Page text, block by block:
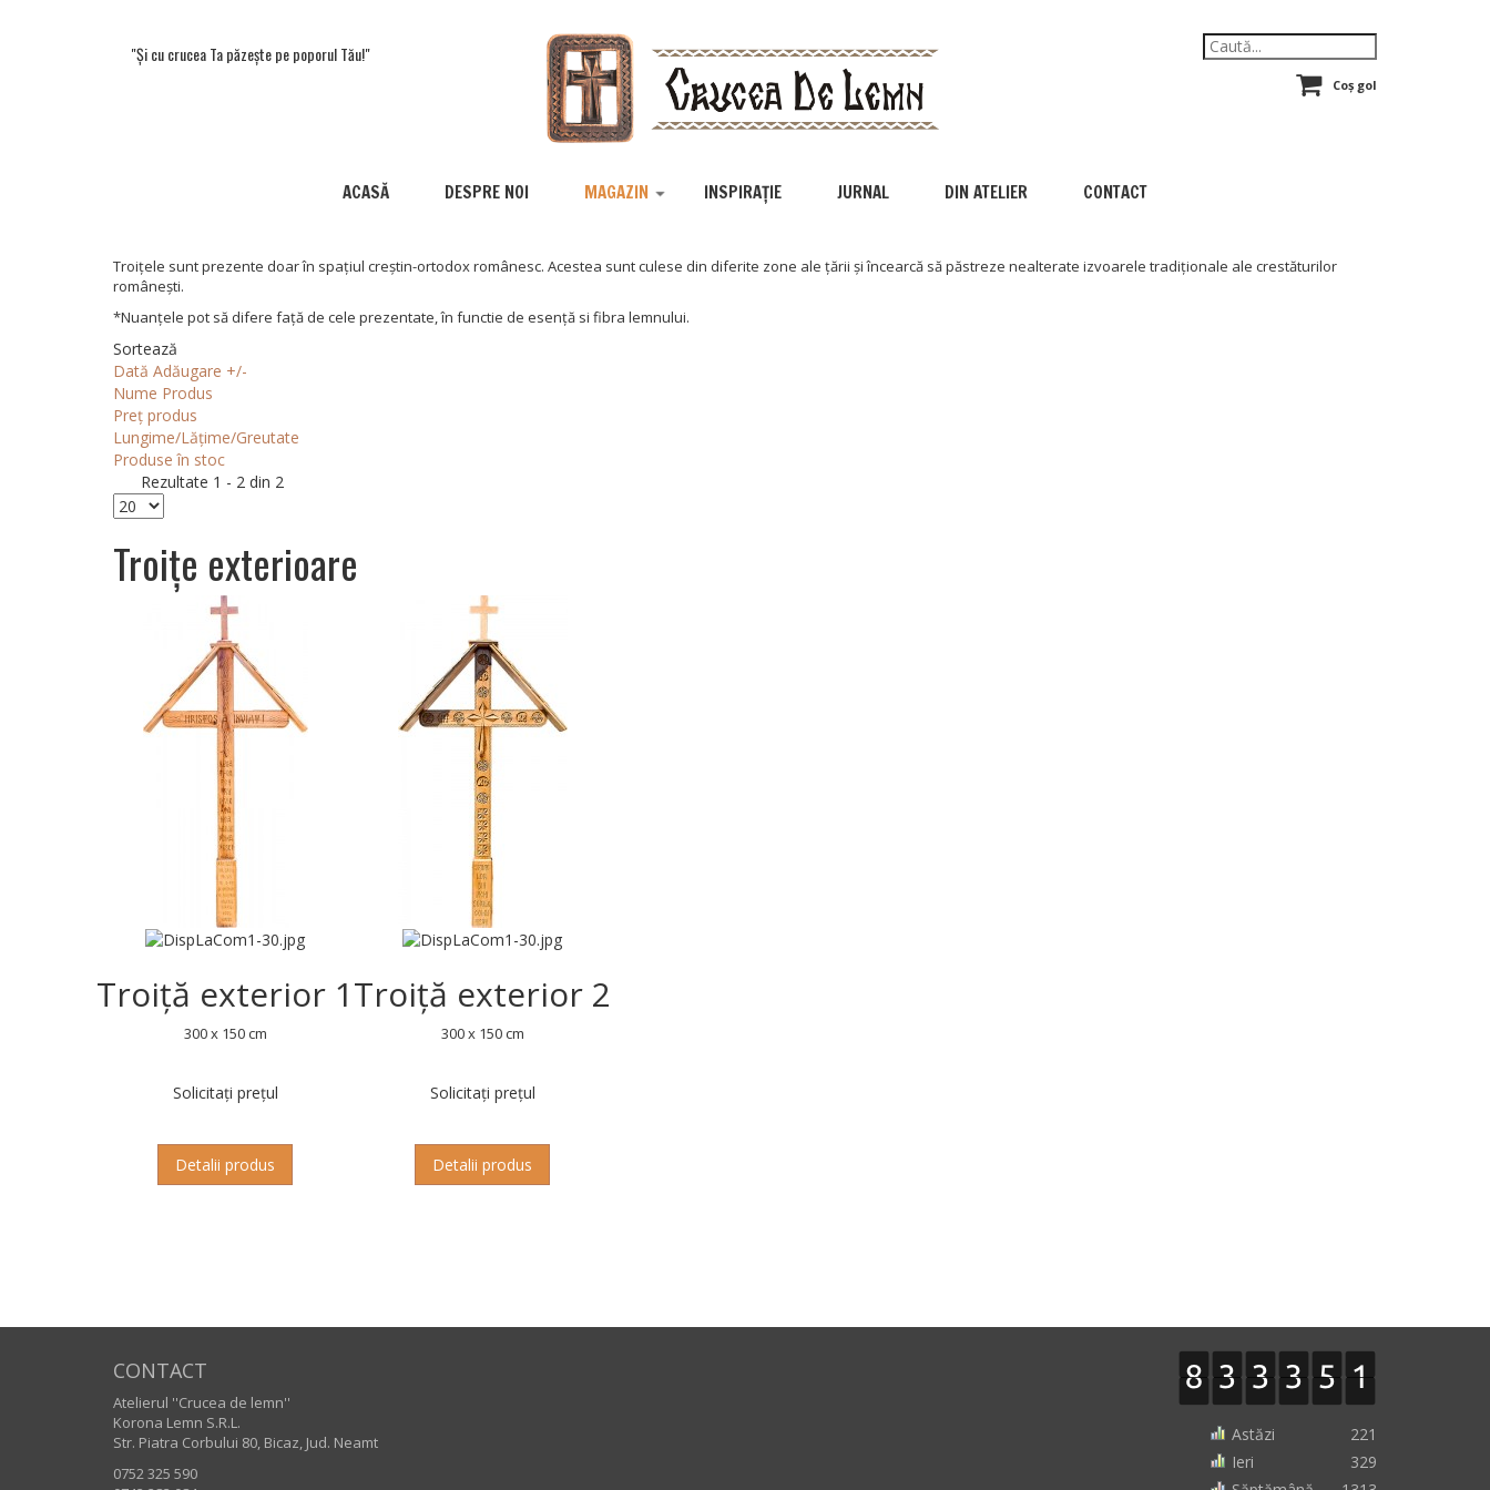
"Și cu crucea Ta păzește pe poporul Tău!"
Coș gol
ACASĂ DESPRE NOI MAGAZIN INSPIRAȚIE JURNAL DIN ATELIER CONTACT
Troițele sunt prezente doar în spațiul creștin-ortodox românesc. Acestea sunt culese din diferite zone ale țării și încearcă să păstreze nealterate izvoarele tradiționale ale crestăturilor
românești.
*Nuanțele pot să difere față de cele prezentate, în functie de esență si fibra lemnului.
Sortează
Dată Adăugare +/-
Nume Produs
Preț produs
Lungime/Lățime/Greutate
Produse în stoc
Rezultate 1 - 2 din 2
Troițe exterioare
Troiță exterior 1
300 x 150 cm
Solicitați prețul
Detalii produs
Troiță exterior 2
300 x 150 cm
Solicitați prețul
Detalii produs
CONTACT
Atelierul ''Crucea de lemn''
Korona Lemn S.R.L.
Str. Piatra Corbului 80, Bicaz, Jud. Neamt
0752 325 590
Astăzi
221
Ieri
329